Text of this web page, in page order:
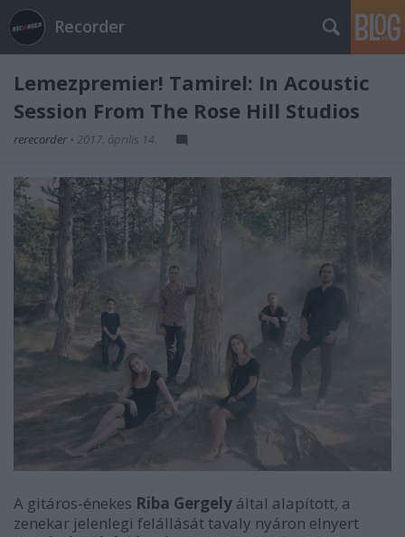
Recorder
Lemezpremier! Tamirel: In Acoustic
Session From The Rose Hill Studios
rerecorder • 2017. április 14.
A gitáros-énekes Riba Gergely által alapított, a
zenekar jelenlegi felállását tavaly nyáron elnyert